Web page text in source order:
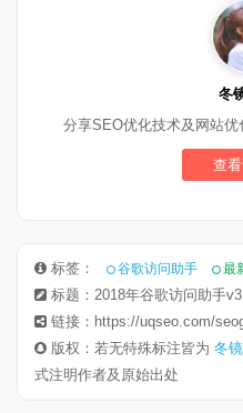
冬
分享SEO优化技术及网站
查
标签： 谷歌访问助手 最
标题：2018年谷歌访问助手
链接：https://uqseo.com/
版权：若无特殊标注皆为 冬
式注明作者及原始出处